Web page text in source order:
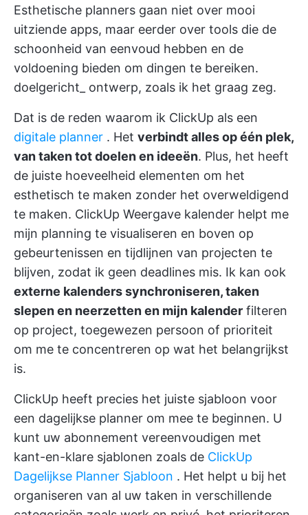
Esthetische planners gaan niet over mooi
uitziende apps, maar eerder over tools die de
schoonheid van eenvoud hebben en de
voldoening bieden om dingen te bereiken.
doelgericht_ ontwerp, zoals ik het graag zeg.
Dat is de reden waarom ik ClickUp als een
digitale planner . Het verbindt alles op één plek,
van taken tot doelen en ideeën. Plus, het heeft
de juiste hoeveelheid elementen om het
esthetisch te maken zonder het overweldigend
te maken. ClickUp Weergave kalender helpt me
mijn planning te visualiseren en boven op
gebeurtenissen en tijdlijnen van projecten te
blijven, zodat ik geen deadlines mis. Ik kan ook
externe kalenders synchroniseren, taken
slepen en neerzetten en mijn kalender filteren
op project, toegewezen persoon of prioriteit
om me te concentreren op wat het belangrijkst
is.
ClickUp heeft precies het juiste sjabloon voor
een dagelijkse planner om mee te beginnen. U
kunt uw abonnement vereenvoudigen met
kant-en-klare sjablonen zoals de ClickUp
Dagelijkse Planner Sjabloon . Het helpt u bij het
organiseren van al uw taken in verschillende